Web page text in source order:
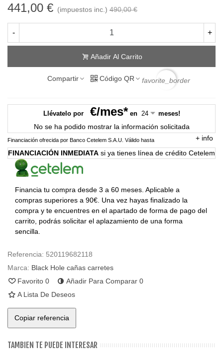
441,00 € (impuestos inc.) 490,00 €
- +
Añadir Al Carrito
Compartir Código QR favorite_border
Llévatelo por €/mes*en meses!
No se ha podido mostrar la información solicitada
Financiación ofrecida por Banco Cetelem S.A.U. Válido hasta + info
FINANCIACIÓN INMEDIATA si ya tienes línea de crédito Cetelem
Financia tu compra desde 3 a 60 meses. Aplicable a
compras superiores a 90€. Una vez hayas finalizado la
compra y te encuentres en el apartado de forma de pago del
carrito, podrás solicitar el aplazamiento de una forma
sencilla.
Referencia: 520119682118
Marca: Black Hole cañas carretes
Favorito 0 Añadir Para Comparar 0
A Lista De Deseos
Copiar referencia
TAMBIEN TE PUEDE INTERESAR